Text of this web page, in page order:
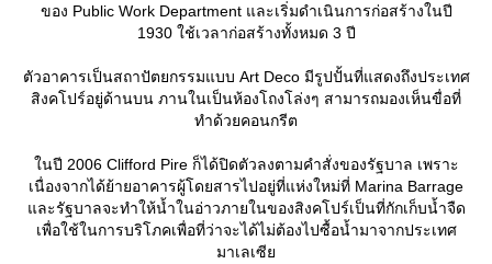
ของ Public Work Department และเริ่มดำเนินการก่อสร้างในปี
1930 ใช้เวลาก่อสร้างทั้งหมด 3 ปี
ตัวอาคารเป็นสถาปัตยกรรมแบบ Art Deco มีรูปปั้นที่แสดงถึงประเทศ
สิงคโปร์อยู่ด้านบน ภานในเป็นห้องโถงโล่งๆ สามารถมองเห็นขื่อที่
ทำด้วยคอนกรีต
นปี 2006 Clifford Pire ก็ได้ปิดตัวลงตามคำสั่งของรัฐบาล เพราะ
เนื่องจากได้ย้ายอาคารผู้โดยสารไปอยู่ที่แห่งใหม่ที่ Marina Barrage
ละรัฐบาลจะทำให้น้ำในอ่าวภายในของสิงคโปร์เป็นที่กักเก็บน้ำจืด
เพื่อใช้ในการบริโภคเพื่อที่ว่าจะได้ไม่ต้องไปซื้อน้ำมาจากประเทศ
มาเลเซี